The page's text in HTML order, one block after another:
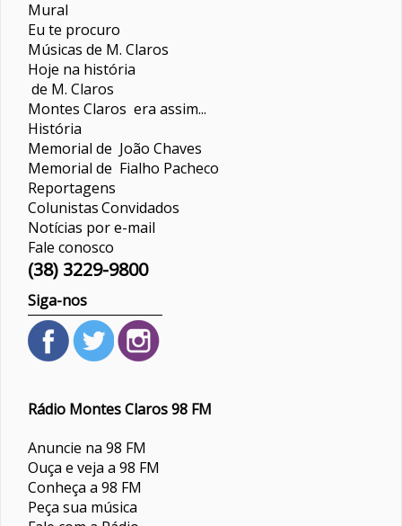
Mural
Eu te procuro
Músicas de M. Claros
Hoje na história
de M. Claros
Montes Claros era assim...
História
Memorial de João Chaves
Memorial de Fialho Pacheco
Reportagens
ColunistasConvidados
Notícias por e-mail
Fale conosco
(38) 3229-9800
Siga-nos
Rádio Montes Claros 98 FM
Anuncie na 98 FM
Ouça e veja a 98 FM
Conheça a 98 FM
Peça sua música